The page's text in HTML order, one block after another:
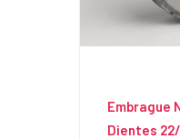
Embrague
Dientes